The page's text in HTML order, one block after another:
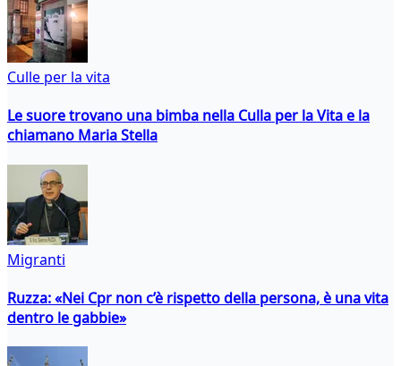
Culle per la vita
Le suore trovano una bimba nella Culla per la Vita e la
chiamano Maria Stella
Migranti
Ruzza: «Nei Cpr non c’è rispetto della persona, è una vita
dentro le gabbie»